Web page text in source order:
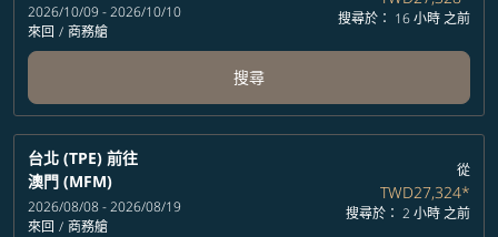
2026/10/09 - 2026/10/10
來回 / 商務艙
搜尋於： 16 小時 之前
搜尋
台北 (TPE) 前往
澳門 (MFM)
2026/08/08 - 2026/08/19
來回 / 商務艙
從
TWD27,324*
搜尋於： 2 小時 之前